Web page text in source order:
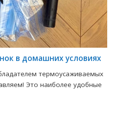
в домашних условиях
термоусаживаемых
Это наиболее удобные